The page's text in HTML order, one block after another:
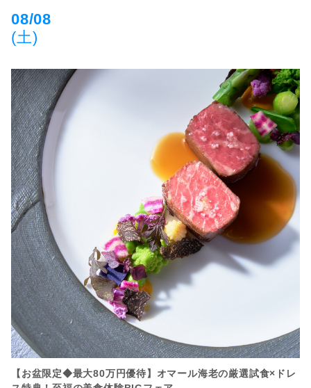
08/08
(土)
【お盆限定◆最大80万円優待】オマール海老の厳選試食×ドレ